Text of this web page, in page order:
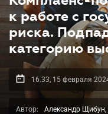
к работе с
риска.
категорию
16.33, 15 февраля
Автор: Александр Щибун,